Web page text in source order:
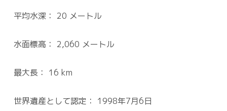
平均水深： 20 メートル
水面標高： 2,060 メートル
最大長： 16 km
世界遺産として認定： 1998年7月6日